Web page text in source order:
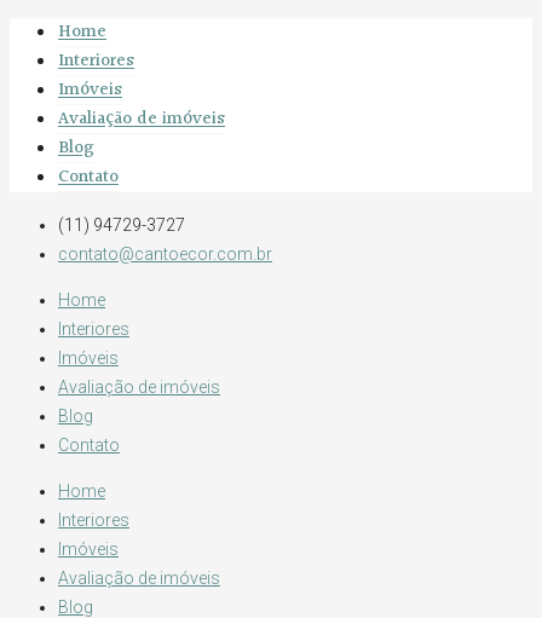
Home
Interiores
Imóveis
Avaliação de imóveis
Blog
Contato
(11) 94729-3727
contato@cantoecor.com.br
Home
Interiores
Imóveis
Avaliação de imóveis
Blog
Contato
Home
Interiores
Imóveis
Avaliação de imóveis
Blog